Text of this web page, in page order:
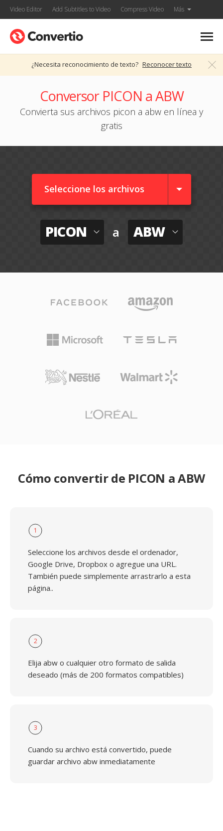
Video Editor Add Subtitles to Video Compress Video Más
¿Necesita reconocimiento de texto? Reconocer texto
Conversor PICON a ABW
Convierta sus archivos picon a abw en línea y
gratis
Seleccione los archivos
PICON a ABW
Cómo convertir de PICON a ABW
1
Seleccione los archivos desde el ordenador,
Google Drive, Dropbox o agregue una URL.
También puede simplemente arrastrarlo a esta
página..
2
Elija abw o cualquier otro formato de salida
deseado (más de 200 formatos compatibles)
3
Cuando su archivo está convertido, puede
guardar archivo abw inmediatamente